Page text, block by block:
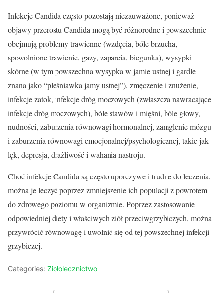
Infekcje Candida często pozostają niezauważone, ponieważ
objawy przerostu Candida mogą być różnorodne i powszechnie
obejmują problemy trawienne (wzdęcia, bóle brzucha,
spowolnione trawienie, gazy, zaparcia, biegunka), wysypki
skórne (w tym powszechna wysypka w jamie ustnej i gardle
znana jako “pleśniawka jamy ustnej”), zmęczenie i znużenie,
infekcje zatok, infekcje dróg moczowych (zwłaszcza nawracające
infekcje dróg moczowych), bóle stawów i mięśni, bóle głowy,
nudności, zaburzenia równowagi hormonalnej, zamglenie mózgu
i zaburzenia równowagi emocjonalnej/psychologicznej, takie jak
lęk, depresja, drażliwość i wahania nastroju.
Choć infekcje Candida są często uporczywe i trudne do leczenia,
można je leczyć poprzez zmniejszenie ich populacji z powrotem
do zdrowego poziomu w organizmie. Poprzez zastosowanie
odpowiedniej diety i właściwych ziół przeciwgrzybiczych, można
przywrócić równowagę i uwolnić się od tej powszechnej infekcji
grzybiczej.
Categories: Ziołolecznictwo